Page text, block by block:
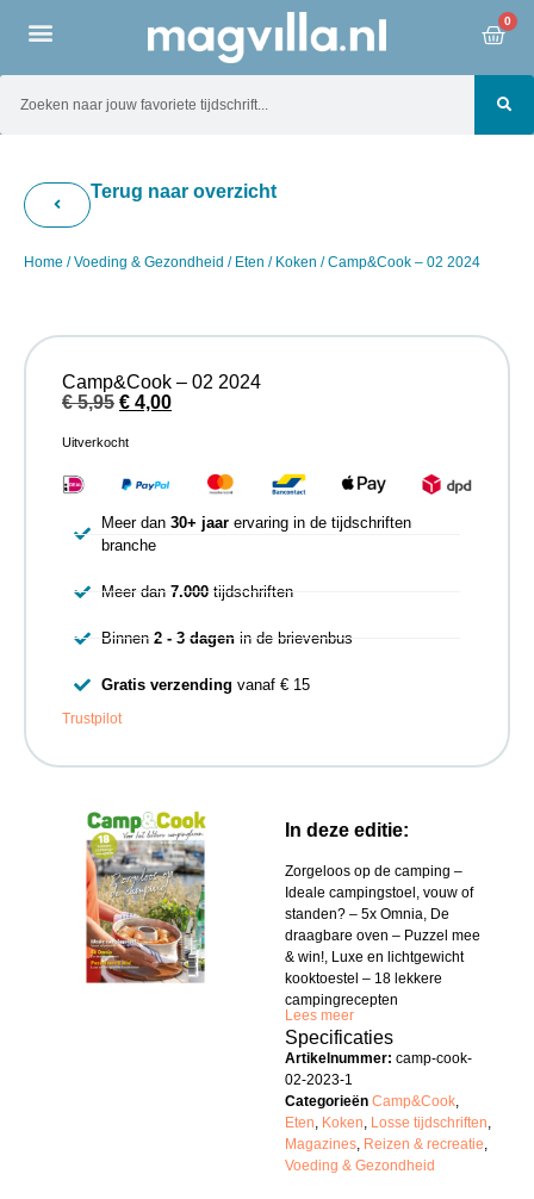
0
Terug naar overzicht
Home /Voeding & Gezondheid / Eten / Koken / Camp&Cook – 02 2024
In deze editie:
Zorgeloos op de camping –
Ideale campingstoel, vouw of
standen? – 5x Omnia, De
draagbare oven – Puzzel mee
& win!, Luxe en lichtgewicht
kooktoestel – 18 lekkere
campingrecepten
Lees meer
Specificaties
Artikelnummer: camp-cook-
02-2023-1
Categorieën Camp&Cook
Eten Koken Losse tijdschriften
Magazines Reizen & recreatie
Voeding & Gezondheid
Camp&Cook – 02 2024
€5,95 € 4,00
Uitverkocht
Meer dan 30+ jaarervaring in de tijdschriften
branche
Meer dan 7.000tijdschriften
Binnen 2 - 3 dagenin de brievenbus
Gratis verzending vanaf € 15
Trustpilot